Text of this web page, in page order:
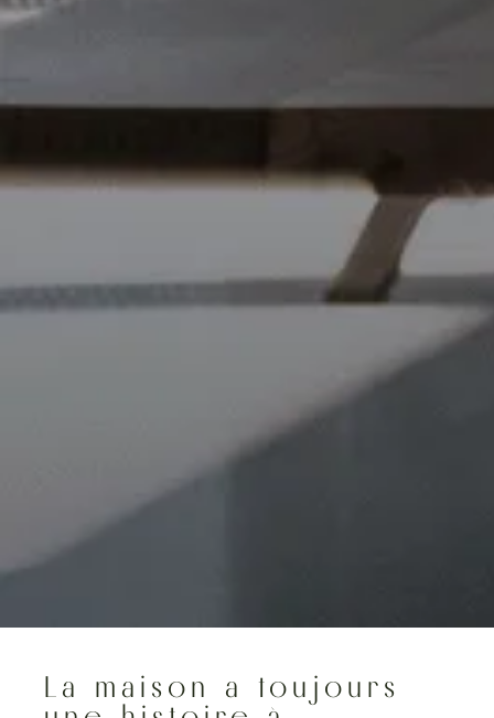
La maison a toujours